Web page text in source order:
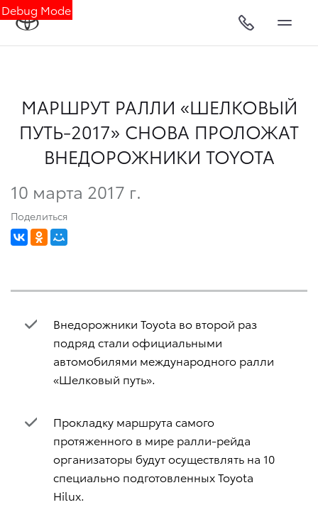
Debug Mode
МАРШРУТ РАЛЛИ «ШЕЛКОВЫЙ
ПУТЬ-2017» СНОВА ПРОЛОЖАТ
ВНЕДОРОЖНИКИ TOYOTA
10 марта 2017 г.
Поделиться
Внедорожники Toyota во второй раз
подряд стали официальными
автомобилями международного ралли
«Шелковый путь».
Прокладку маршрута самого
протяженного в мире ралли-рейда
организаторы будут осуществлять на 10
специально подготовленных Toyota
Hilux.